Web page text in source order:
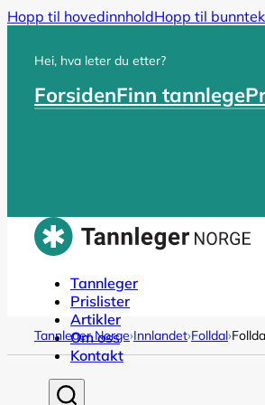
Hopp til hovedinnholdHopp til
Hei, hva leter du etter?
ForsidenFinn tannlege
Tannleger
Prislister
Artikler
Om oss
Kontakt
Tannleger Norge›Innlandet›Folldal›